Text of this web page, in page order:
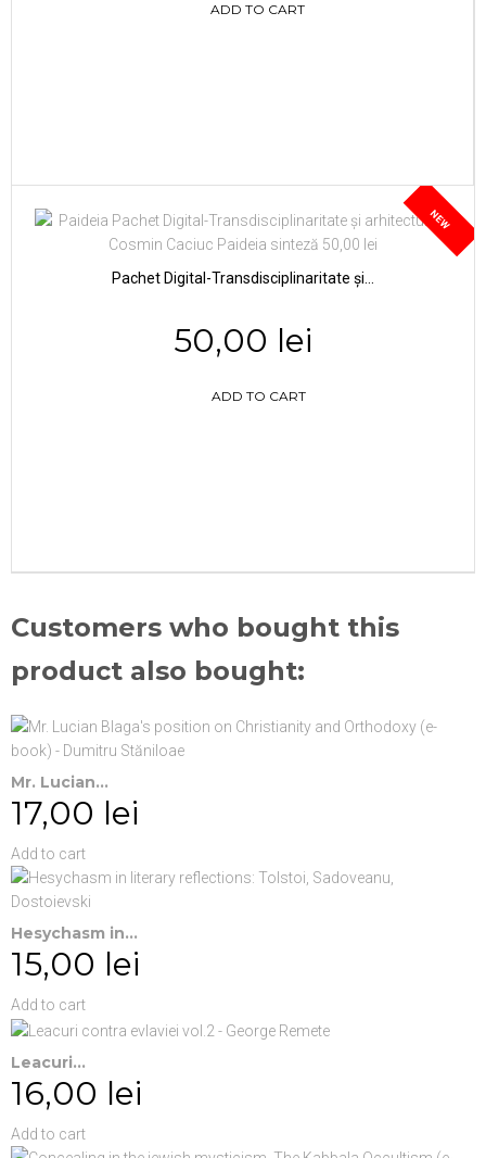
ADD TO CART
NEW
Pachet Digital-Transdisciplinaritate și...
50,00 lei
ADD TO CART
Customers who bought this
product also bought:
Mr. Lucian...
17,00 lei
Add to cart
Hesychasm in...
15,00 lei
Add to cart
Leacuri...
16,00 lei
Add to cart